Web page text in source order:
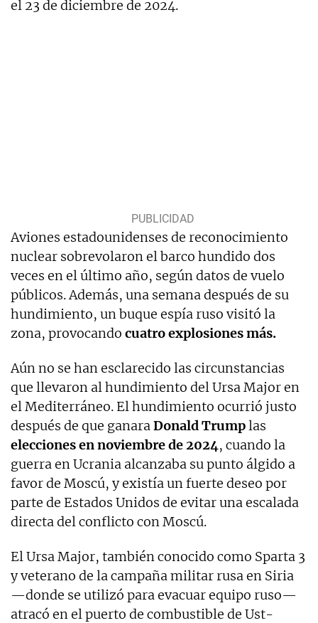
el 23 de diciembre de 2024.
Aviones estadounidenses de reconocimiento
nuclear sobrevolaron el barco hundido dos
veces en el último año, según datos de vuelo
públicos. Además, una semana después de su
hundimiento, un buque espía ruso visitó la
zona, provocando cuatro explosiones más.
Aún no se han esclarecido las circunstancias
que llevaron al hundimiento del Ursa Major en
el Mediterráneo. El hundimiento ocurrió justo
después de que ganara Donald Trumplas
elecciones en noviembre de 2024, cuando la
guerra en Ucrania alcanzaba su punto álgido a
favor de Moscú, y existía un fuerte deseo por
parte de Estados Unidos de evitar una escalada
directa del conflicto con Moscú.
El Ursa Major, también conocido como Sparta 3
y veterano de la campaña militar rusa en Siria
—donde se utilizó para evacuar equipo ruso—
atracó en el puerto de combustible de Ust-